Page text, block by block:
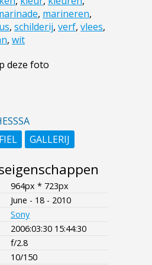
, marineren,
, schilderij, verf, vlees,
, wit
deze foto
GALLERIJ
964px * 723px
June - 18 - 2010
Sony
2006:03:30 15:44:30
f/2.8
10/150